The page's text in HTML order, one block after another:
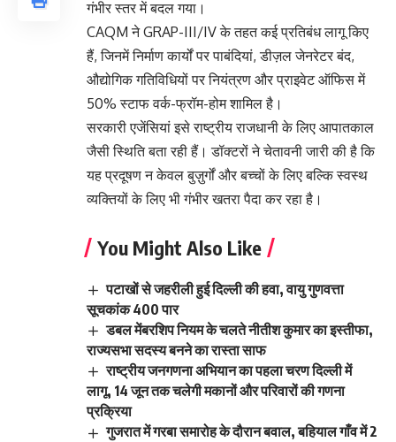
गंभीर स्तर में बदल गया।
CAQM ने GRAP-III/IV के तहत कई प्रतिबंध लागू किए
हैं, जिनमें निर्माण कार्यों पर पाबंदियां, डीज़ल जेनरेटर बंद,
औद्योगिक गतिविधियों पर नियंत्रण और प्राइवेट ऑफिस में
50% स्टाफ वर्क-फ्रॉम-होम शामिल है।
सरकारी एजेंसियां इसे राष्ट्रीय राजधानी के लिए आपातकाल
जैसी स्थिति बता रही हैं। डॉक्टरों ने चेतावनी जारी की है कि
यह प्रदूषण न केवल बुज़ुर्गों और बच्चों के लिए बल्कि स्वस्थ
व्यक्तियों के लिए भी गंभीर खतरा पैदा कर रहा है।
You Might Also Like
पटाखों से जहरीली हुई दिल्ली की हवा, वायु गुणवत्ता
सूचकांक 400 पार
डबल मेंबरशिप नियम के चलते नीतीश कुमार का इस्तीफा,
राज्यसभा सदस्य बनने का रास्ता साफ
राष्ट्रीय जनगणना अभियान का पहला चरण दिल्ली में
लागू, 14 जून तक चलेगी मकानों और परिवारों की गणना
प्रक्रिया
गुजरात में गरबा समारोह के दौरान बवाल, बहियाल गाँव में 2